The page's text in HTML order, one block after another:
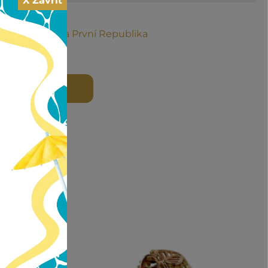
Uhersko a První Republika
KOŠÍKU